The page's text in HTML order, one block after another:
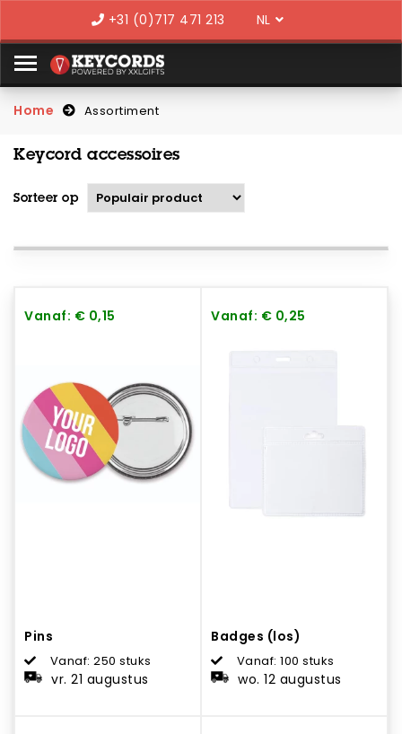
+31 (0)717 471 213
Home Assortiment
Keycord accessoires
Sorteer op
Vanaf: € 0,15
Pins
Vanaf: 250 stuks
vr. 21 augustus
Vanaf: € 0,25
Badges (los)
Vanaf: 100 stuks
wo. 12 augustus